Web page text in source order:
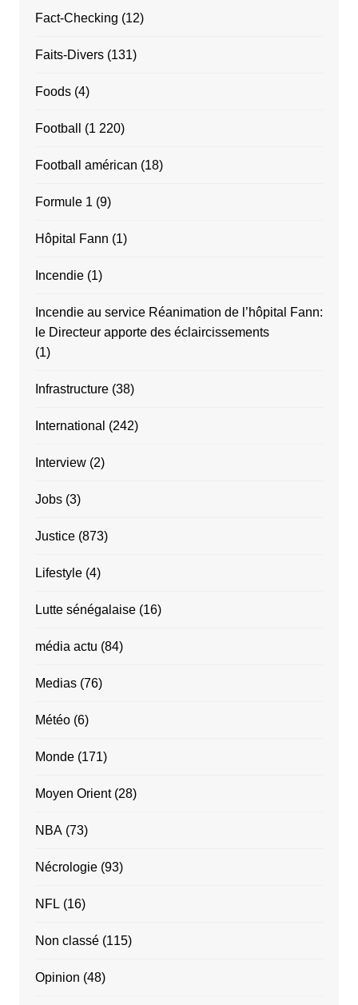
Fact-Checking (12)
Faits-Divers(131)
Foods(4)
Football (1 220)
Football américan (18)
Formule 1 (9)
Hôpital Fann (1)
Incendie(1)
Incendie au service Réanimation de l’hôpital Fann:
le Directeur apporte des éclaircissements
(1)
Infrastructure(38)
International (242)
Interview(2)
Jobs(3)
Justice(873)
Lifestyle(4)
Lutte sénégalaise(16)
média actu (84)
Medias(76)
Météo(6)
Monde(171)
Moyen Orient(28)
NBA(73)
Nécrologie(93)
NFL (16)
Non classé(115)
Opinion (48)